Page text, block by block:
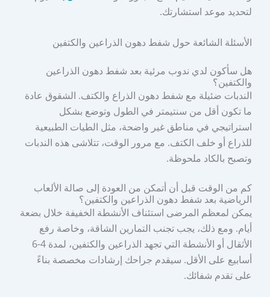
لتحديد موعد استشارتك.
الأسئلة الشائعة حول شفط دهون الذراعين والكتفين
هل سأكون لدي ندوب مرئية بعد شفط دهون الذراعين
والكتفين؟
الندبات ضئيلة مع شفط دهون الذراع والكتف. الشقوق عادة
ما تكون أقل من سنتيمتر في الطول وتوضع بشكل
استراتيجي في مناطق غير واضحة، مثل الطيات الطبيعية
للذراع أو خلف الكتف. مع مرور الوقت، تتلاشى هذه الندبات
وتصبح بالكاد ملحوظة.
كم من الوقت قبل أن أتمكن من العودة إلى صالة الألعاب
الرياضية بعد شفط دهون الذراعين والكتفين؟
يمكن لمعظم المرضى استئناف الأنشطة الخفيفة خلال بضعة
أيام. ومع ذلك، يجب تجنب التمارين الشاقة، وخاصة رفع
الأثقال أو الأنشطة التي تجهد الذراعين والكتفين، لمدة 4-6
أسابيع على الأقل. سيقدم جراحك إرشادات مخصصة بناءً
على تقدم شفائك.